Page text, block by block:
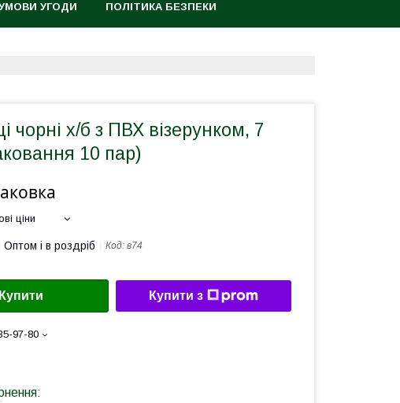
УГОДИ ПОЛІТИКА БЕЗПЕКИ
чорні х/б з ПВХ візерунком, 7
10 пар)
ціни
Оптом і в роздріб Код: в74
Купити Купити з
97-80